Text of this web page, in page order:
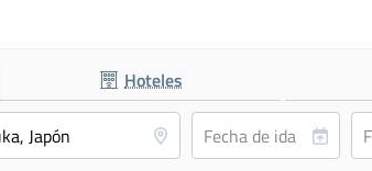
Hoteles